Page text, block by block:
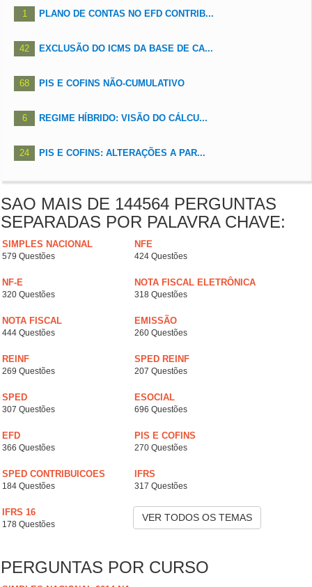
1 PLANO DE CONTAS NO EFD CONTRIB...
42 EXCLUSÃO DO ICMS DA BASE DE CA...
68 PIS E COFINS NÃO-CUMULATIVO
6 REGIME HÍBRIDO: VISÃO DO CÁLCU...
24 PIS E COFINS: ALTERAÇÕES A PAR...
SAO MAIS DE 144564 PERGUNTAS
SEPARADAS POR PALAVRA CHAVE:
SIMPLES NACIONAL
579 Questões
NFE
424 Questões
NF-E
320 Questões
NOTA FISCAL ELETRÔNICA
318 Questões
NOTA FISCAL
444 Questões
EMISSÃO
260 Questões
REINF
269 Questões
SPED REINF
207 Questões
SPED
307 Questões
ESOCIAL
696 Questões
EFD
366 Questões
PIS E COFINS
270 Questões
SPED CONTRIBUICOES
184 Questões
IFRS
317 Questões
IFRS 16
178 Questões
VER TODOS OS TEMAS
PERGUNTAS POR CURSO